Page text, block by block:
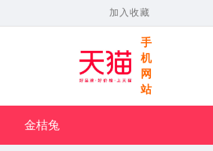
加入收藏
手
机
网
站
金桔兔